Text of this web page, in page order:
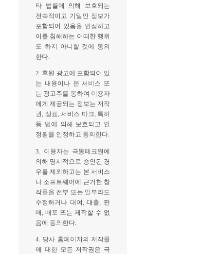
타 법률에 의해 보호되는
전속적이고 기밀인 정보가
포함되어 있음을 인정하고
이를 침해하는 어떠한 행위
도 하지 아니할 것에 동의
한다.
2. 후원 광고에 포함되어 있
는 내용이나 본 서비스 또
는 광고주를 통하여 이용자
에게 제공되는 정보는 저작
권, 상표, 서비스 마크, 특허
등 법에 의해 보호되고 인
정됨을 인정하고 동의한다.
3. 이용자는 극동테크원에
의해 명시적으로 승인된 경
우를 제외하고는 본 서비스
나 소프트웨어에 근거한 창
작물을 전부 또는 일부라도
수정하거나 대여, 대출, 판
매, 배포 또는 제작할 수 없
음에 동의한다.
4. 당사 홈페이지의 저작물
에 대한 모든 저작권은 극